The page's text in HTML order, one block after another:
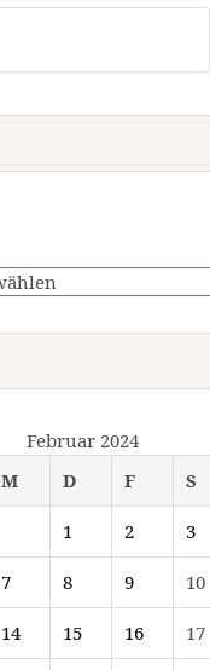
Februar 2024
M D F S
1 2 3
7 8 9 10
14 15 16 17